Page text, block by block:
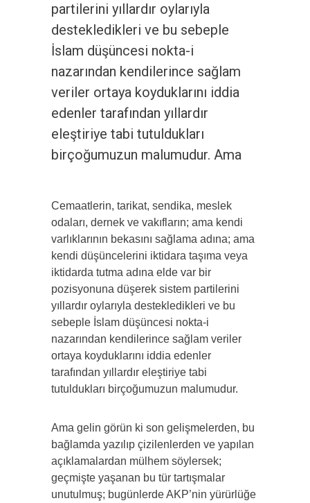
partilerini yıllardır oylarıyla
destekledikleri ve bu sebeple
İslam düşüncesi nokta-i
nazarından kendilerince sağlam
veriler ortaya koyduklarını iddia
edenler tarafından yıllardır
eleştiriye tabi tutuldukları
birçoğumuzun malumudur. Ama
Cemaatlerin, tarikat, sendika, meslek
odaları, dernek ve vakıfların; ama kendi
varlıklarının bekasını sağlama adına; ama
kendi düşüncelerini iktidara taşıma veya
iktidarda tutma adına elde var bir
pozisyonuna düşerek sistem partilerini
yıllardır oylarıyla destekledikleri ve bu
sebeple İslam düşüncesi nokta-i
nazarından kendilerince sağlam veriler
ortaya koyduklarını iddia edenler
tarafından yıllardır eleştiriye tabi
tutuldukları birçoğumuzun malumudur.
Ama gelin görün ki son gelişmelerden, bu
bağlamda yazılıp çizilenlerden ve yapılan
açıklamalardan mülhem söylersek;
geçmişte yaşanan bu tür tartışmalar
unutulmuş; bugünlerde AKP’nin yürürlüğe